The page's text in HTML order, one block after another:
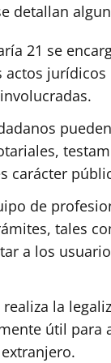
detallan
21 se
carácter
de
tales
a los
realiza la
útil